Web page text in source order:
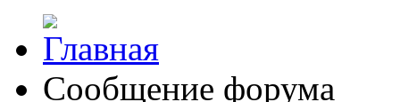
Сообщение форума